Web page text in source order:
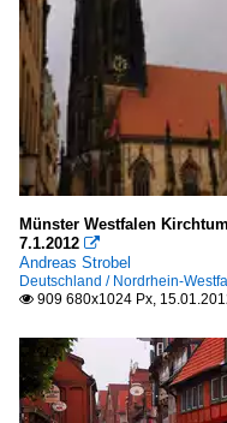
Münster Westfalen
7.1.2012 
Andreas Strobel
Deutschland / Nordrhein-
 909 680x1024 Px,